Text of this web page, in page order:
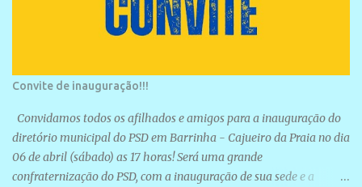
Convite de inauguração!!!
Convidamos todos os afilhados e amigos para a inauguração do
diretório municipal do PSD em Barrinha - Cajueiro da Praia no dia
06 de abril (sábado) as 17 horas! Será uma grande
confraternização do PSD, com a inauguração de sua sede e a